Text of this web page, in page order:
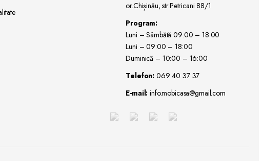
or.Chișinău, str.Petricani 88/1
Program:
Luni – Sâmbătă 09:00 – 18:00
Luni – 09:00 – 18:00
Duminică – 10:00 – 16:00
Telefon: 069 40 37 37
E-mail: info.mobicasa@gmail.com